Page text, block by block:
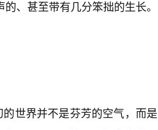
、甚至带有几分笨拙的生长。
世界并不是芬芳的空气，而是